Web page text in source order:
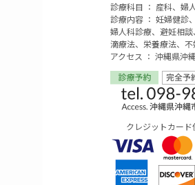
診療科目 ： 産科、婦
診療内容 ： 妊婦健診
婦人科診療、避妊相
滴療法、栄養療法、
アクセス ： 沖縄県沖
クレジットカード